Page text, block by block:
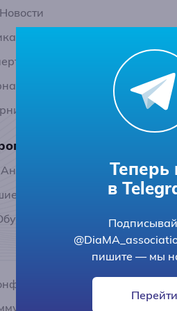
Новости
в СМИ
блог
ДиаМА
статей
Анонсы
мероприятия
агентством
в
пишите — мы
Перейти